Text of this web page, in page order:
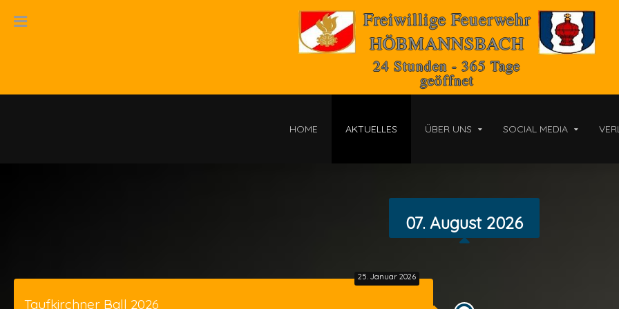
Freiwillige Feuerwehr
HÖBMANNSBACH
24 Stunden - 365 Tage
geöffnet
HOME AKTUELLES ÜBER UNS SOCIAL MEDIA
07. August 2026
25. Januar 2026
Taufkirchner Ball 2026